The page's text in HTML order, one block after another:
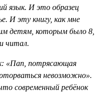
язык. И это образец
И эту книгу, как мне
детям, которым было 8,
читал.
«Пап, потрясающая
невозможно».
современный ребёнок